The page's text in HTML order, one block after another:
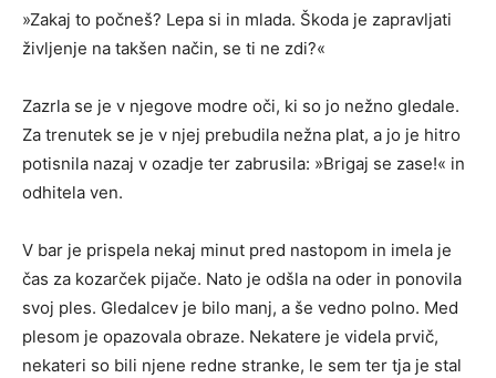
»Zakaj to počneš? Lepa si in mlada. Škoda je zapravljati
življenje na takšen način, se ti ne zdi?«
Zazrla se je v njegove modre oči, ki so jo nežno gledale.
Za trenutek se je v njej prebudila nežna plat, a jo je hitro
potisnila nazaj v ozadje ter zabrusila: »Brigaj se zase!« in
odhitela ven.
V bar je prispela nekaj minut pred nastopom in imela je
čas za kozarček pijače. Nato je odšla na oder in ponovila
svoj ples. Gledalcev je bilo manj, a še vedno polno. Med
plesom je opazovala obraze. Nekatere je videla prvič,
nekateri so bili njene redne stranke, le sem ter tja je stal